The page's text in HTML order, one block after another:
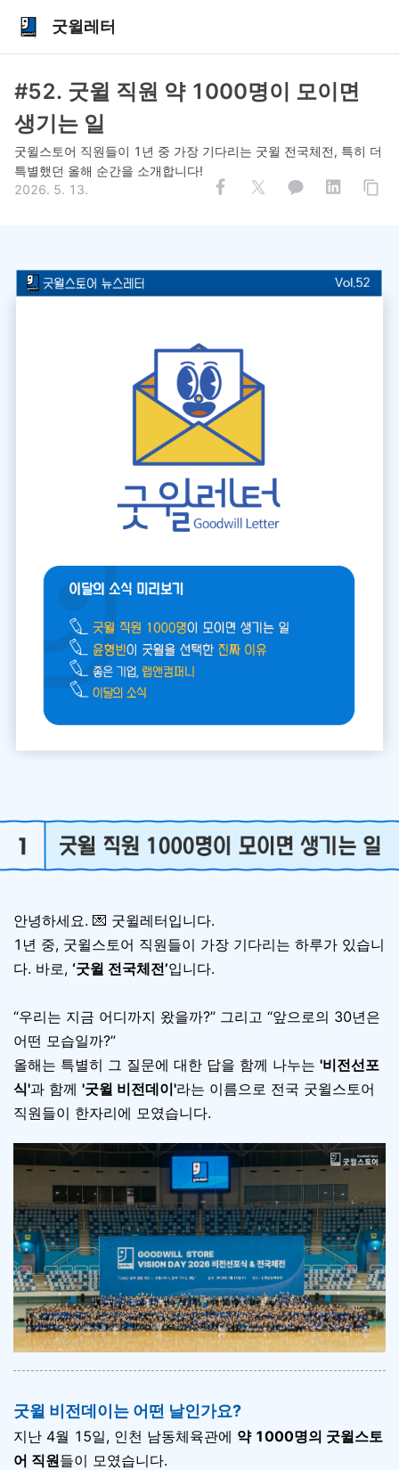
굿윌레터
#52. 굿윌 직원 약 1000명이 모이면
생기는 일
굿윌스토어 직원들이 1년 중 가장 기다리는 굿윌 전국체전, 특히 더
특별했던 올해 순간을 소개합니다!
2026. 5. 13.
안녕하세요. 💌 굿윌레터입니다.
1년 중, 굿윌스토어 직원들이 가장 기다리는 하루가 있습니
다. 바로, ‘굿윌 전국체전’입니다.
“우리는 지금 어디까지 왔을까?” 그리고 “앞으로의 30년은
어떤 모습일까?”
올해는 특별히 그 질문에 대한 답을 함께 나누는 '비전선포
식'과 함께 '굿윌 비전데이'라는 이름으로 전국 굿윌스토어
직원들이 한자리에 모였습니다.
굿윌 비전데이는 어떤 날인가요?
지난 4월 15일, 인천 남동체육관에 약 1000명의 굿윌스토
어 직원들이 모였습니다.